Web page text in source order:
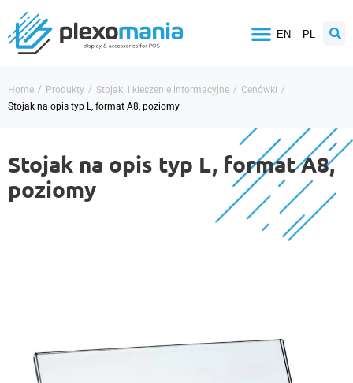
EN PL
Home / Produkty / Stojaki i kieszenie informacyjne / Cenówki /
Stojak na opis typ L, format A8, poziomy
Stojak na opis typ L, format A8,
poziomy